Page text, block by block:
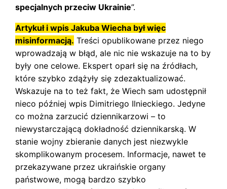
specjalnych przeciw Ukrainie”.
Artykuł i wpis Jakuba Wiecha był więc
misinformacją. Treści opublikowane przez niego
wprowadzają w błąd, ale nic nie wskazuje na to by
były one celowe. Ekspert oparł się na źródłach,
które szybko zdążyły się zdezaktualizować.
Wskazuje na to też fakt, że Wiech sam udostępnił
nieco później wpis Dimitriego Ilnieckiego. Jedyne
co można zarzucić dziennikarzowi – to
niewystarczającą dokładność dziennikarską. W
stanie wojny zbieranie danych jest niezwykle
skomplikowanym procesem. Informacje, nawet te
przekazywane przez ukraińskie organy
państwowe, mogą bardzo szybko